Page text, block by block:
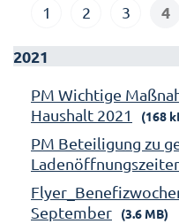
1 2 3 4
2021
PM Wichtige
Haushalt 2021
(168
PM Beteiligung zu
September
(3.6 MB)